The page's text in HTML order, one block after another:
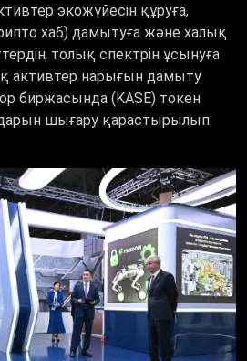
экожүйесін құруға,
хаб) дамытуға және халық
толық спектрін ұсынуға
активтер нарығын дамыту
биржасында (KASE) токен
шығару қарастырылып